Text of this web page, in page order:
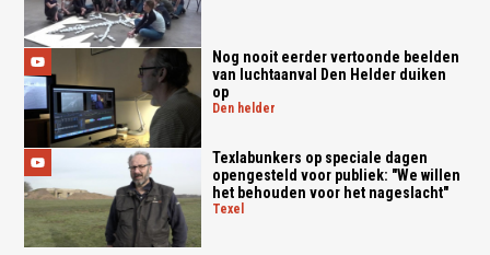
Nog nooit eerder vertoonde beelden
van luchtaanval Den Helder duiken
op
den helder
Texlabunkers op speciale dagen
opengesteld voor publiek: "We willen
het behouden voor het nageslacht"
texel